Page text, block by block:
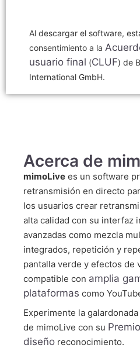
Al descargar el software,
consentimiento a la
usuario final (CLUF) de
International GmbH.
Acerca de
mimoLive es un software
retransmisión en directo
los usuarios crear
alta calidad con su interfaz
avanzadas como mezcla
integrados, repetición y
pantalla verde y efectos de
compatible con amplia
plataformas como
Experimente la
de mimoLive con su
diseño reconocimiento.